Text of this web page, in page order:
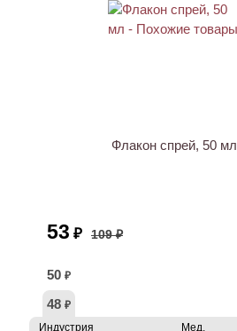
Флакон спрей, 50 мл
53 ₽ 109 ₽
50 ₽
48 ₽
Индустрия
Мед.